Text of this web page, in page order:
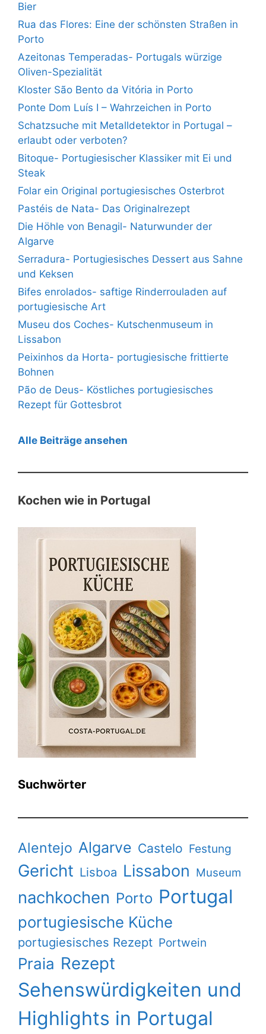
Bier
Rua das Flores: Eine der schönsten Straßen in
Porto
Azeitonas Temperadas- Portugals würzige
Oliven-Spezialität
Kloster São Bento da Vitória in Porto
Ponte Dom Luís I – Wahrzeichen in Porto
Schatzsuche mit Metalldetektor in Portugal –
erlaubt oder verboten?
Bitoque- Portugiesischer Klassiker mit Ei und
Steak
Folar ein Original portugiesisches Osterbrot
Pastéis de Nata- Das Originalrezept
Die Höhle von Benagil- Naturwunder der
Algarve
Serradura- Portugiesisches Dessert aus Sahne
und Keksen
Bifes enrolados- saftige Rinderrouladen auf
portugiesische Art
Museu dos Coches- Kutschenmuseum in
Lissabon
Peixinhos da Horta- portugiesische frittierte
Bohnen
Pão de Deus- Köstliches portugiesisches
Rezept für Gottesbrot
Alle Beiträge ansehen
Kochen wie in Portugal
Suchwörter
Alentejo Algarve Castelo Festung
Gericht Lisboa Lissabon Museum
nachkochen Porto Portugal
portugiesische Küche
portugiesisches Rezept Portwein
Praia Rezept
Sehenswürdigkeiten und
Highlights in Portugal